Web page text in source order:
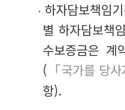
하자담보책임
별 하자담보책
수보증금은
( 「국가를 당
항).